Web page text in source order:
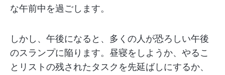
な午前中を過ごします。
しかし、午後になると、多くの人が恐ろしい午後
のスランプに陥ります。昼寝をしようか、やるこ
とリストの残されたタスクを先延ばしにするか、